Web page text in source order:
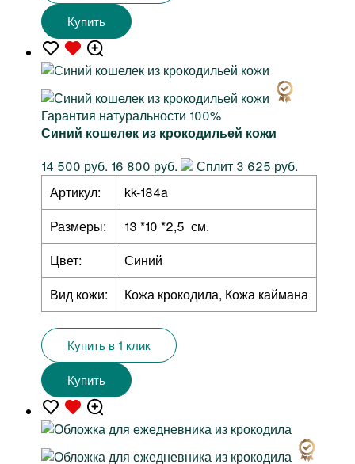
Купить
Гарантия натуральности 100%
Синий кошелек из крокодильей кожи
14 500 руб. 16 800 руб.
Сплит 3 625 руб.
Артикул:
kk-184a
Размеры:
13 *10 *2,5 см.
Цвет:
Синий
Вид кожи:
Кожа крокодила, Кожа каймана
Купить в 1 клик
Купить